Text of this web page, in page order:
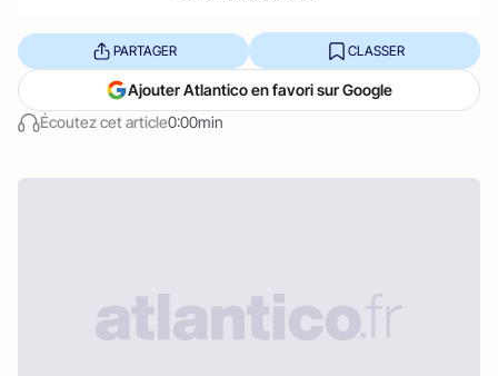
Écoutez cet article0:00min
PARTAGER CLASSER
Ajouter Atlantico en favori sur Google